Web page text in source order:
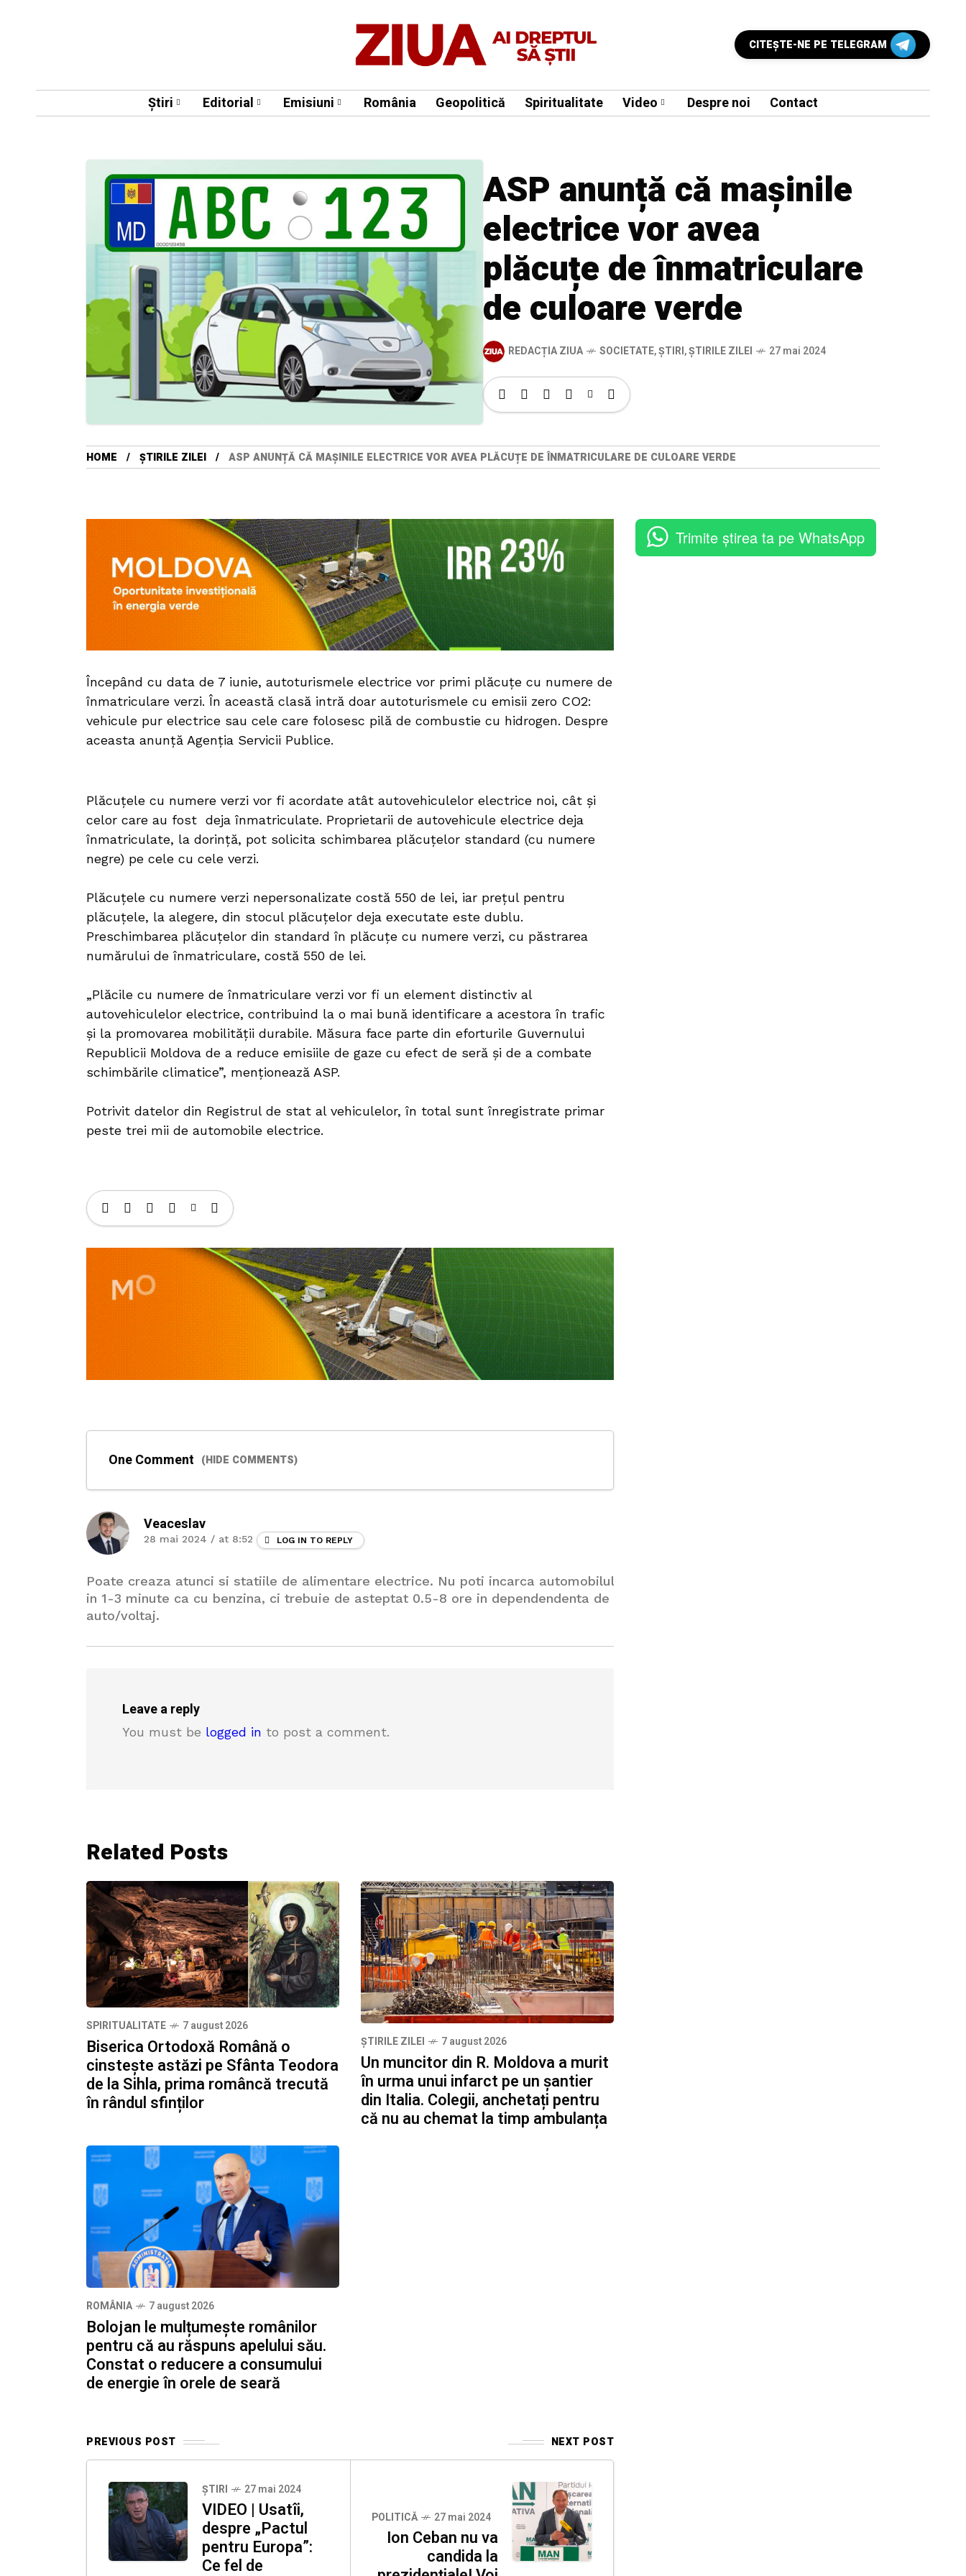
CITEŞTE-NE PE TELEGRAM
Știri Editorial Emisiuni România Geopolitică Spiritualitate Video Despre noi Contact
ASP anunță că mașinile
electrice vor avea
plăcuțe de înmatriculare
de culoare verde
REDACȚIA ZIUA SOCIETATE,ȘTIRI,ȘTIRILE ZILEI 27 mai 2024
HOME ȘTIRILE ZILEI ASP ANUNȚĂ CĂ MAȘINILE ELECTRICE VOR AVEA PLĂCUȚE DE ÎNMATRICULARE DE CULOARE VERDE
Începând cu data de 7 iunie, autoturismele electrice vor primi plăcuțe cu numere de
înmatriculare verzi. În această clasă intră doar autoturismele cu emisii zero CO2:
vehicule pur electrice sau cele care folosesc pilă de combustie cu hidrogen. Despre
aceasta anunță Agenția Servicii Publice.
Plăcuțele cu numere verzi vor fi acordate atât autovehiculelor electrice noi, cât și
celor care au fost deja înmatriculate. Proprietarii de autovehicule electrice deja
înmatriculate, la dorință, pot solicita schimbarea plăcuțelor standard (cu numere
negre) pe cele cu cele verzi.
Plăcuțele cu numere verzi nepersonalizate costă 550 de lei, iar prețul pentru
plăcuțele, la alegere, din stocul plăcuțelor deja executate este dublu.
Preschimbarea plăcuțelor din standard în plăcuțe cu numere verzi, cu păstrarea
numărului de înmatriculare, costă 550 de lei.
„Plăcile cu numere de înmatriculare verzi vor fi un element distinctiv al
autovehiculelor electrice, contribuind la o mai bună identificare a acestora în trafic
și la promovarea mobilității durabile. Măsura face parte din eforturile Guvernului
Republicii Moldova de a reduce emisiile de gaze cu efect de seră și de a combate
schimbările climatice”, menționează ASP.
Potrivit datelor din Registrul de stat al vehiculelor, în total sunt înregistrate primar
peste trei mii de automobile electrice.
One Comment (HIDE COMMENTS)
Veaceslav
28 mai 2024 / at 8:52 LOG IN TO REPLY
Poate creaza atunci si statiile de alimentare electrice. Nu poti incarca automobilul
in 1-3 minute ca cu benzina, ci trebuie de asteptat 0.5-8 ore in dependendenta de
auto/voltaj.
Leave a reply
You must be logged in to post a comment.
Related Posts
SPIRITUALITATE 7 august 2026
Biserica Ortodoxă Română o
cinstește astăzi pe Sfânta Teodora
de la Sihla, prima româncă trecută
în rândul sfinților
ȘTIRILE ZILEI 7 august 2026
Un muncitor din R. Moldova a murit
în urma unui infarct pe un șantier
din Italia. Colegii, anchetați pentru
că nu au chemat la timp ambulanța
ROMÂNIA 7 august 2026
Bolojan le mulțumește românilor
pentru că au răspuns apelului său.
Constat o reducere a consumului
de energie în orele de seară
PREVIOUS POST NEXT POST
ȘTIRI 27 mai 2024
VIDEO | Usatîi,
despre „Pactul
pentru Europa”:
Ce fel de
POLITICĂ 27 mai 2024
Ion Ceban nu va
candida la
Trimite știrea ta pe WhatsApp